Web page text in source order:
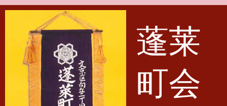
メインコンテンツに移動
蓬莱
町会